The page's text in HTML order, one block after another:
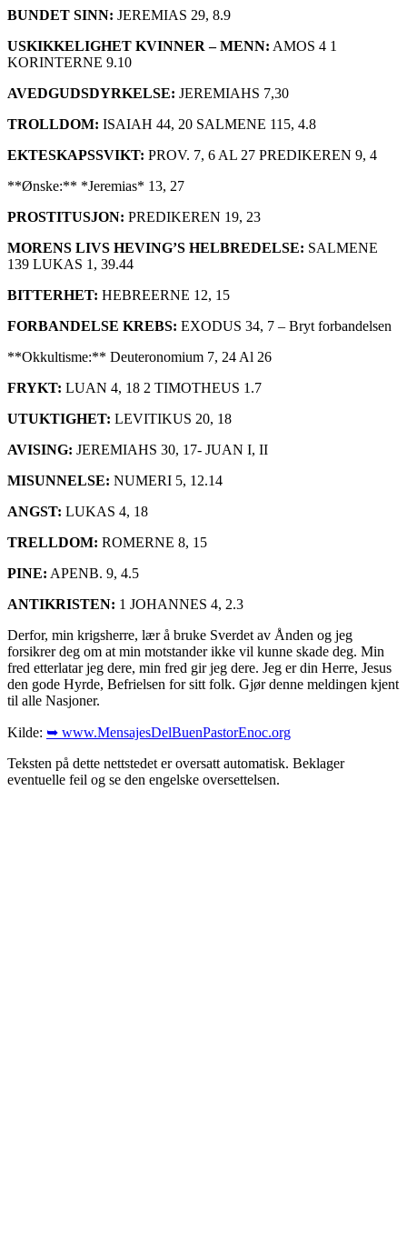
BUNDET SINN: JEREMIAS 29, 8.9
USKIKKELIGHET KVINNER – MENN: AMOS 4 1
KORINTERNE 9.10
AVEDGUDSDYRKELSE: JEREMIAHS 7,30
TROLLDOM: ISAIAH 44, 20 SALMENE 115, 4.8
EKTESKAPSSVIKT: PROV. 7, 6 AL 27 PREDIKEREN 9, 4
**Ønske:** *Jeremias* 13, 27
PROSTITUSJON: PREDIKEREN 19, 23
MORENS LIVS HEVING’S HELBREDELSE: SALMENE
139 LUKAS 1, 39.44
BITTERHET: HEBREERNE 12, 15
FORBANDELSE KREBS: EXODUS 34, 7 – Bryt forbandelsen
**Okkultisme:** Deuteronomium 7, 24 Al 26
FRYKT: LUAN 4, 18 2 TIMOTHEUS 1.7
UTUKTIGHET: LEVITIKUS 20, 18
AVISING: JEREMIAHS 30, 17- JUAN I, II
MISUNNELSE: NUMERI 5, 12.14
ANGST: LUKAS 4, 18
TRELLDOM: ROMERNE 8, 15
PINE: APENB. 9, 4.5
ANTIKRISTEN: 1 JOHANNES 4, 2.3
Derfor, min krigsherre, lær å bruke Sverdet av Ånden og jeg
forsikrer deg om at min motstander ikke vil kunne skade deg. Min
fred etterlatar jeg dere, min fred gir jeg dere. Jeg er din Herre, Jesus
den gode Hyrde, Befrielsen for sitt folk. Gjør denne meldingen kjent
til alle Nasjoner.
Kilde: ➥ www.MensajesDelBuenPastorEnoc.org
Teksten på dette nettstedet er oversatt automatisk. Beklager
eventuelle feil og se den engelske oversettelsen.